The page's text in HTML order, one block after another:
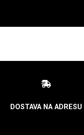
DOSTAVA NA ADRESU